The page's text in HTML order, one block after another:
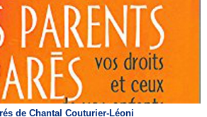
de Chantal Couturier-Léoni